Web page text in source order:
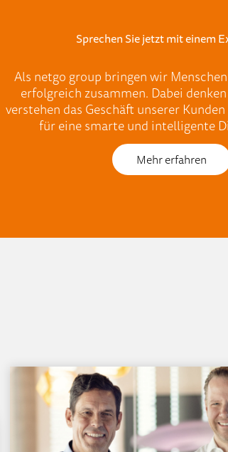
Sprechen Sie jetzt mit einem
Als netgo group bringen wir
erfolgreich zusammen. Dabei
verstehen das Geschäft unserer
für eine smarte und intelligente
Mehr erfahren